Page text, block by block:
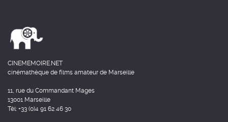
CINEMEMOIRE.NET
cinémathèque de films amateur de Marseille
11, rue du Commandant Mages
13001 Marseille
Tél: +33 (0)4 91 62 46 30